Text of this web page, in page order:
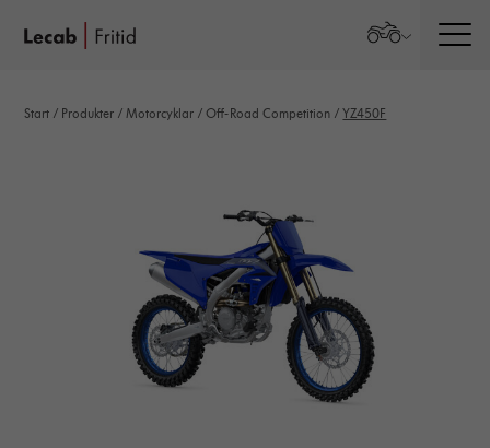
Start / Produkter /Motorcyklar /Off-Road Competition /YZ450F